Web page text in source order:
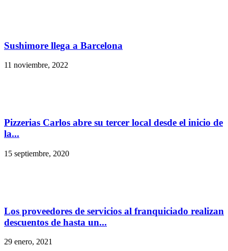
Sushimore llega a Barcelona
11 noviembre, 2022
Pizzerias Carlos abre su tercer local desde el inicio de
la...
15 septiembre, 2020
Los proveedores de servicios al franquiciado realizan
descuentos de hasta un...
29 enero, 2021